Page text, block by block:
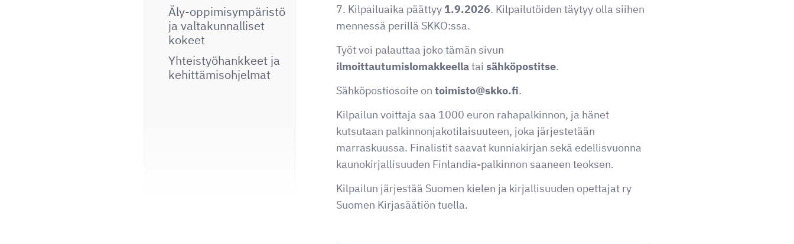
Äly-oppimisympäristö
ja valtakunnalliset
kokeet
Yhteistyöhankkeet ja
kehittämisohjelmat
7. Kilpailuaika päättyy 1.9.2026. Kilpailutöiden täytyy olla siihen
mennessä perillä SKKO:ssa.
Työt voi palauttaa joko tämän sivun
ilmoittautumislomakkeellatai sähköpostitse.
Sähköpostiosoite on toimisto@skko.fi.
Kilpailun voittaja saa 1000 euron rahapalkinnon, ja hänet
kutsutaan palkinnonjako­tilaisuuteen, joka järjestetään
marraskuussa. Finalistit saavat kunniakirjan sekä edellisvuonna
kaunokirjallisuuden Finlandia-palkinnon saaneen teoksen.
Kilpailun järjestää Suomen kielen ja kirjallisuuden opettajat ry
Suomen Kirjasäätiön tuella.